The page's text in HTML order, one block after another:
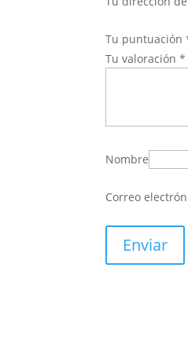
Tu puntuación
Tu valoración*
Nombre
Correo